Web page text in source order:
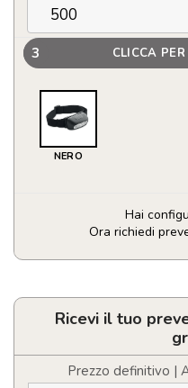
3 CLICCA
NERO
Hai
Ora richiedi
Torcia
testa
ricaricabileRicevi il tuo
Prezzo definitivo |